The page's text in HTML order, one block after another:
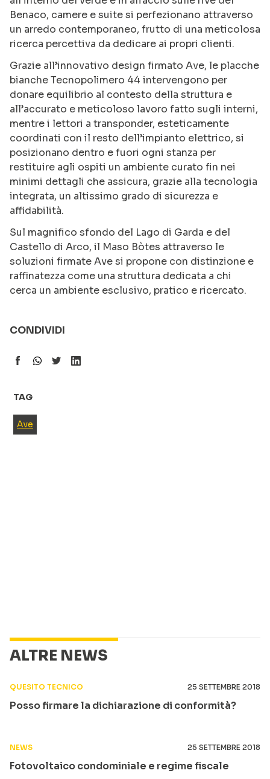
Benaco, camere e suite si perfezionano attraverso
un arredo contemporaneo, frutto di una meticolosa
ricerca percettiva da dedicare ai propri clienti.
Grazie all’innovativo design firmato Ave, le placche
bianche Tecnopolimero 44 intervengono per
donare equilibrio al contesto della struttura e
all’accurato e meticoloso lavoro fatto sugli interni,
mentre i lettori a transponder, esteticamente
coordinati con il resto dell’impianto elettrico, si
posizionano dentro e fuori ogni stanza per
restituire agli ospiti un ambiente curato fin nei
minimi dettagli che assicura, grazie alla tecnologia
integrata, un altissimo grado di sicurezza e
affidabilità.
Sul magnifico sfondo del Lago di Garda e del
Castello di Arco, il Maso Bòtes attraverso le
soluzioni firmate Ave si propone con distinzione e
raffinatezza come una struttura dedicata a chi
cerca un ambiente esclusivo, pratico e ricercato.
CONDIVIDI
TAG
Ave
ALTRE NEWS
QUESITO TECNICO 25 SETTEMBRE 2018
Posso firmare la dichiarazione di conformità?
NEWS 25 SETTEMBRE 2018
Fotovoltaico condominiale e regime fiscale